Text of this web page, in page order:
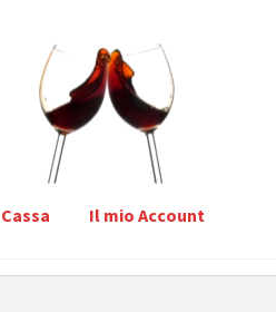
Cassa Il mio Account